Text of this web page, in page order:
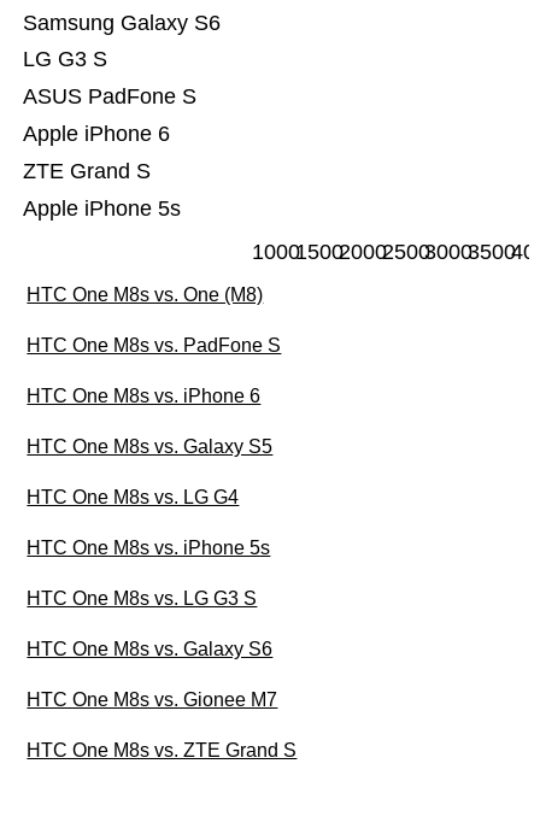
Apple iPhone 5s
ZTE Grand S
Apple iPhone 6
ASUS PadFone S
LG G3 S
Samsung Galaxy S6
100015002000250030003500
HTC One M8s vs. One (M8)
HTC One M8s vs. PadFone S
HTC One M8s vs. iPhone 6
HTC One M8s vs. Galaxy S5
HTC One M8s vs. LG G4
HTC One M8s vs. iPhone 5s
HTC One M8s vs. LG G3 S
HTC One M8s vs. Galaxy S6
HTC One M8s vs. Gionee M7
HTC One M8s vs. ZTE Grand S